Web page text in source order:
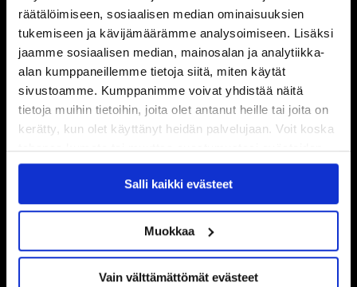
räätälöimiseen, sosiaalisen median ominaisuuksien
tukemiseen ja kävijämäärämme analysoimiseen. Lisäksi
jaamme sosiaalisen median, mainosalan ja analytiikka-
alan kumppaneillemme tietoja siitä, miten käytät
sivustoamme. Kumppanimme voivat yhdistää näitä
tietoja muihin tietoihin, joita olet antanut heille tai joita on
kerätty, kun olet käyttänyt heidän palvelujaan. Voit koska
tahansa kumota tai muuttaa suostumustasi evästeiden
käytöstäEvästeet-sivultamme.
Salli kaikki evästeet
Muokkaa
Vain välttämättömät evästeet